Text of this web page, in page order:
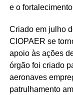
e o
Criado em julho
CIOPAER se
apoio às ações
órgão foi criado
aeronaves
patrulhamento